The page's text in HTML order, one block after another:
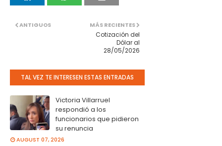
MÁS RECIENTES
Cotización del
Dólar al
28/05/2026
ANTIGUOS
TAL VEZ TE INTERESEN ESTAS ENTRADAS
Victoria Villarruel
respondió a los
funcionarios que pidieron
su renuncia
AUGUST 07, 2026